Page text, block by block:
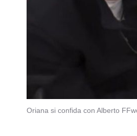
Oriana si confida con Alberto